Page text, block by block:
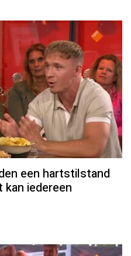
een hartstilstand
iedereen